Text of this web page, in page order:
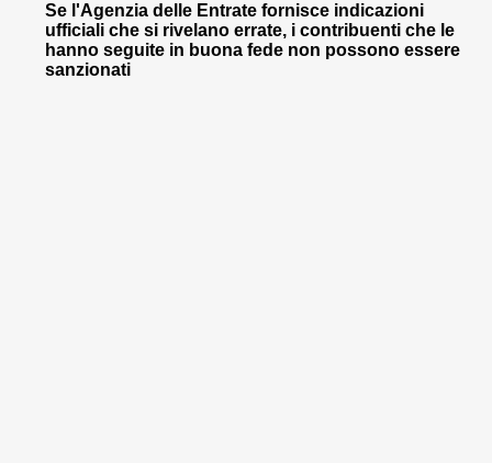
Se l'Agenzia delle Entrate fornisce indicazioni
ufficiali che si rivelano errate, i contribuenti che le
hanno seguite in buona fede non possono essere
sanzionati